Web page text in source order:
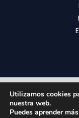
Utilizamos cookies
nuestra web.
Puedes aprender